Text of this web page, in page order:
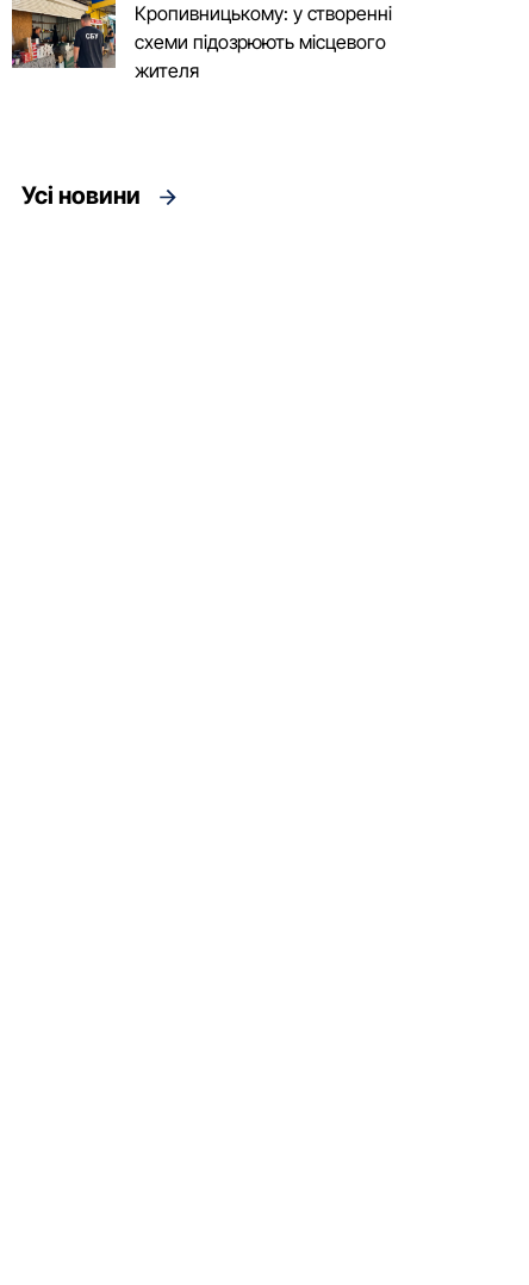
Кропивницькому: у створенні
схеми підозрюють місцевого
жителя
Усі новини